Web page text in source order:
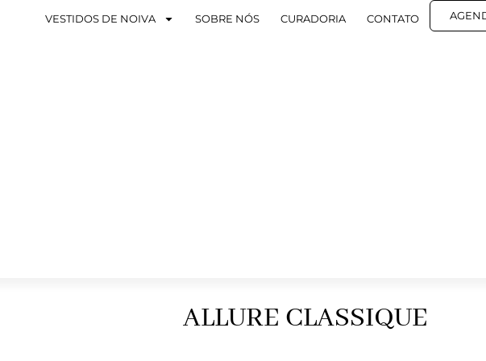
VESTIDOS DE NOIVA SOBRE NÓS CURADORIA CONTATO
ALLURE CLASSIQUE